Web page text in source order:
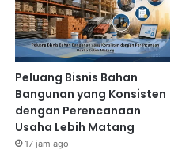
Peluang Bisnis Bahan
Bangunan yang Konsisten
dengan Perencanaan
Usaha Lebih Matang
17 jam ago